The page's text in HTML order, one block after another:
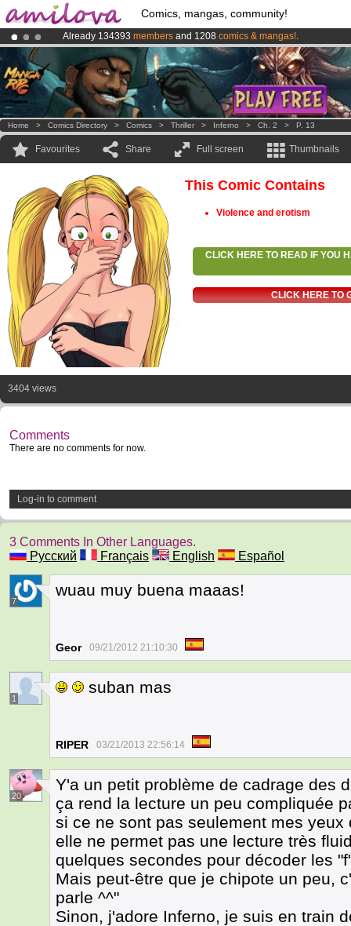
Comics, mangas, community!
Already 134393 members and 1208 comics & mangas!.
Premium membership from3.95 eurosper month !Get membership
AmilovaKickstarter is now LIVE!.
Home > Comics Directory > Comics > Thriller > Inferno > Ch. 2 > P. 13
Favourites Share Full screen Thumbnails
This Comic Contains
Violence and erotism
CLICK HERE TO READ IF YOU
CLICK HERE TO
3404 views
Comments
There are no comments for now.
Log-in to comment
3 Comments In Other Languages.
Русский
Français English Español
7
wuau muy buena maaas!
Geor 09/21/2012 21:10:30
1
suban mas
RIPER 03/21/2013 22:56:14
20
Y'a un petit problème de cadrage des
ça rend la lecture un peu compliquée
si ce ne sont pas seulement mes
elle ne permet pas une lecture très
quelques secondes pour décoder les
Mais peut-être que je chipote un peu,
parle ^^"
Sinon, j'adore Inferno, je suis en train